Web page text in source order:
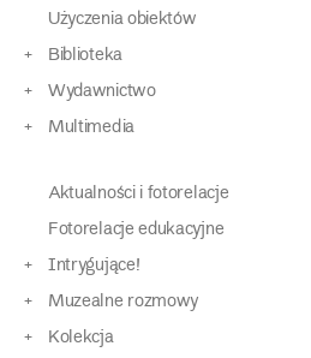
Użyczenia obiektów
Biblioteka
Wydawnictwo
Multimedia
Aktualności i fotorelacje
Fotorelacje edukacyjne
Intrygujące!
Muzealne rozmowy
Kolekcja